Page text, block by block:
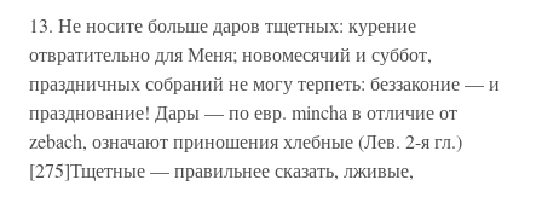
13. Не носите больше даров тщетных: курение
отвратительно для Меня; новомесячий и суббот,
праздничных собраний не могу терпеть: беззаконие — и
празднование! Дары — по евр. mincha в отличие от
zebach, означают приношения хлебные (Лев. 2-я гл.)
[275]Тщетные — правильнее сказать, лживые,